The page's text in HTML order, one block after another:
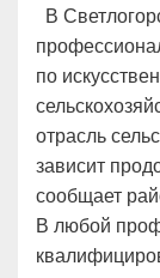
В
по
отрасль
зависит
сообщает
В любой